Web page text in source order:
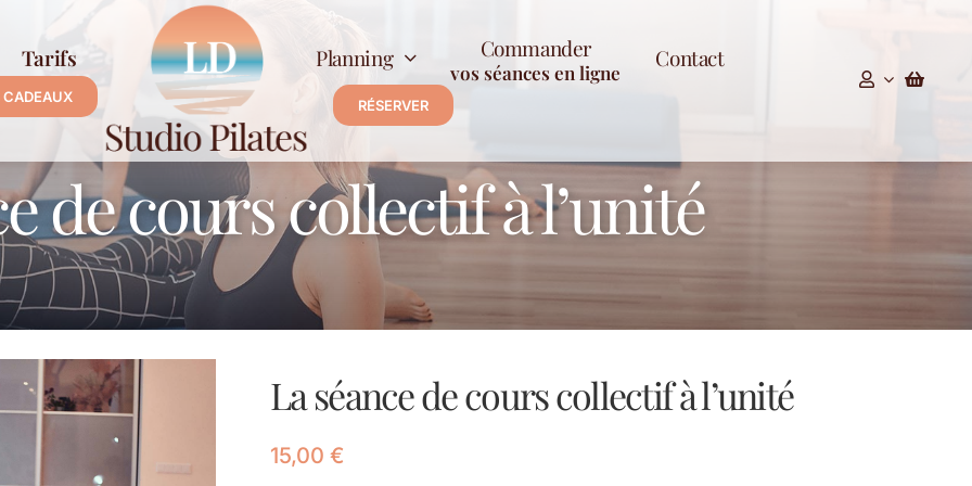
Tarifs
CADEAUX
Planning Commander
vos séances en ligne
Contact
RÉSERVER
de cours collectif à l’unité
La séance de cours collectif à l’unité
15,00 €